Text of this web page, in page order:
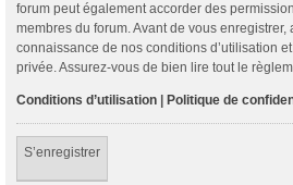
forum peut également accorder des
membres du forum. Avant de vous enregistrer,
connaissance de nos conditions d’utilisation
privée. Assurez-vous de bien lire tout le
Conditions d’utilisation Politique de
S’enregistrer